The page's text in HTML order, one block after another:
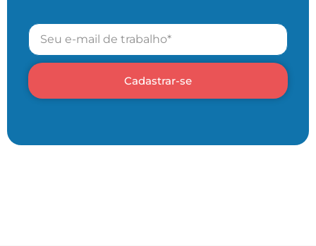
Cadastrar-se